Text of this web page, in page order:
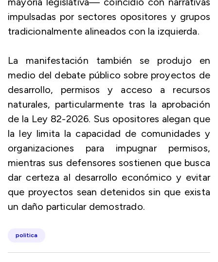
impulsadas por sectores opositores y grupos
tradicionalmente alineados con la izquierda.
La manifestación también se produjo en
medio del debate público sobre proyectos de
desarrollo, permisos y acceso a recursos
naturales, particularmente tras la aprobación
de la Ley 82-2026. Sus opositores alegan que
la ley limita la capacidad de comunidades y
organizaciones para impugnar permisos,
mientras sus defensores sostienen que busca
dar certeza al desarrollo económico y evitar
que proyectos sean detenidos sin que exista
un daño particular demostrado.
politica